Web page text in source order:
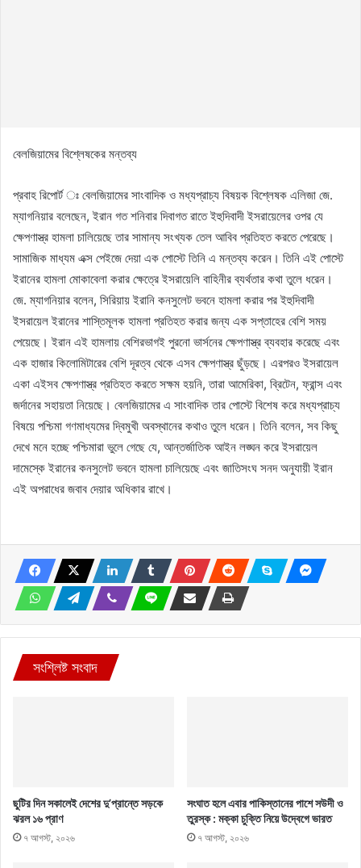
বেলজিয়ামের বিশ্লেষকের মন্তব্য
প্রবাহ রিপোর্ট ঃ বেলজিয়ামের সাংবাদিক ও মধ্যপ্রাচ্য বিষয়ক বিশ্লেষক এলিজা জে.
ম্যাগনিয়ার বলেছেন, ইরান গত শনিবার দিবাগত রাতে ইহুদিবাদী ইসরায়েলের ওপর যে
ক্ষেপণাস্ত্র হামলা চালিয়েছে তার সামান্য সংখ্যক তেল আবিব প্রতিহত করতে পেরেছে।
সামাজিক মাধ্যম এক্স পেইজে দেয়া এক পোস্টে তিনি এ মন্তব্য করেন। তিনি এই পোস্টে
ইরানের হামলা মোকাবেলা করার ক্ষেত্রে ইসরায়েলি বাহিনীর ব্যর্থতার কথা তুলে ধরেন।
জে. ম্যাগনিয়ার বলেন, সিরিয়ায় ইরানি কনসুলেট ভবনে হামলা করার পর ইহুদিবাদী
ইসরায়েল ইরানের শাস্তিমূলক হামলা প্রতিহত করার জন্য এক সপ্তাহের বেশি সময়
পেয়েছে। ইরান এই হামলায় বেশিরভাগই পুরনো ভার্সনের ক্ষেপণাস্ত্র ব্যবহার করেছে এবং
এক হাজার কিলোমিটারের বেশি দূরত্ব থেকে এসব ক্ষেপণাস্ত্র ছুঁড়ছে। এরপরও ইসরায়েল
একা এইসব ক্ষেপণাস্ত্র প্রতিহত করতে সক্ষম হয়নি, তারা আমেরিকা, ব্রিটেন, ফ্রান্স এবং
জর্দানের সহায়তা নিয়েছে। বেলজিয়ামের এ সাংবাদিক তার পোস্টে বিশেষ করে মধ্যপ্রাচ্য
বিষয়ে পশ্চিমা গণমাধ্যমের দ্বিমুখী অবস্থানের কথাও তুলে ধরেন। তিনি বলেন, সব কিছু
দেখে মনে হচ্ছে পশ্চিমারা ভুলে গেছে যে, আন্তর্জাতিক আইন লঙ্ঘন করে ইসরায়েল
দামেস্কে ইরানের কনসুলেট ভবনে হামলা চালিয়েছে এবং জাতিসংঘ সনদ অনুযায়ী ইরান
এই অপরাধের জবাব দেয়ার অধিকার রাখে।
সংশ্লিষ্ট সংবাদ
ছুটির দিন সকালেই দেশের দু’প্রান্তে সড়কে
ঝরল ১৬ প্রাণ
৭ আগস্ট, ২০২৬
সংঘাত হলে এবার পাকিস্তানের পাশে সউদী ও
তুরস্ক : মক্কা চুক্তি নিয়ে উদ্বেগে ভারত
৭ আগস্ট, ২০২৬